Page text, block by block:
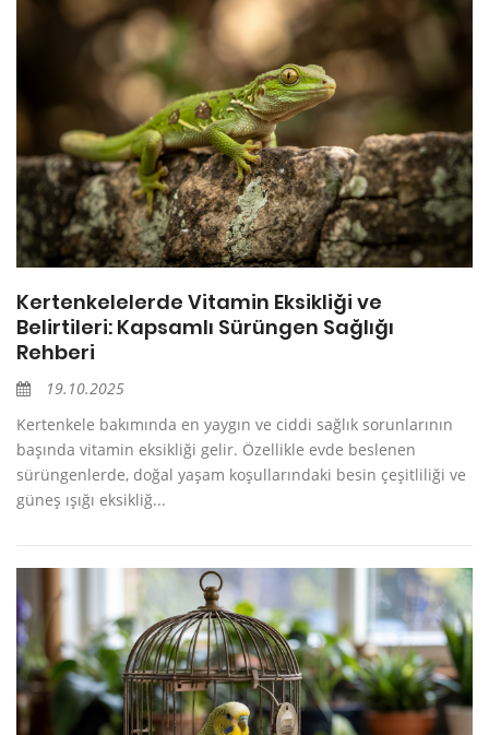
Kertenkelelerde Vitamin Eksikliği ve
Belirtileri: Kapsamlı Sürüngen Sağlığı
Rehberi
19.10.2025
Kertenkele bakımında en yaygın ve ciddi sağlık sorunlarının
başında vitamin eksikliği gelir. Özellikle evde beslenen
sürüngenlerde, doğal yaşam koşullarındaki besin çeşitliliği ve
güneş ışığı eksikliğ...